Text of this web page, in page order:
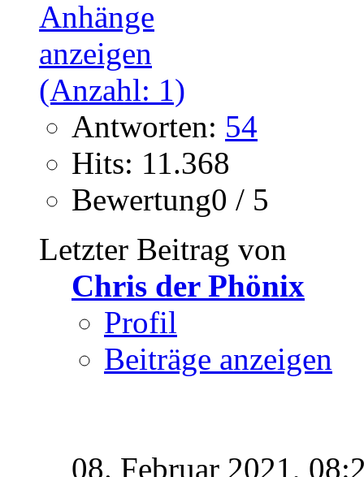
Antworten: 54
Hits: 11.368
Bewertung0 / 5
Letzter Beitrag von
Chris der Phönix
Profil
Beiträge anzeigen
08. Februar 2021,